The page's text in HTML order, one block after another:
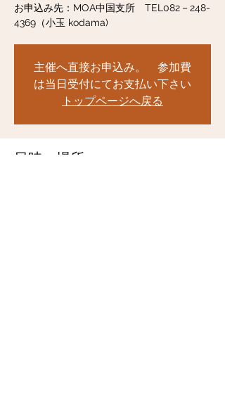
お申込み先：MOA中国支所 TEL082－248-
4369（小玉 kodama)
主催へ直接お申込み。 参加費
は当日受付にてお支払い下さい
トップページへ戻る
日時・場所